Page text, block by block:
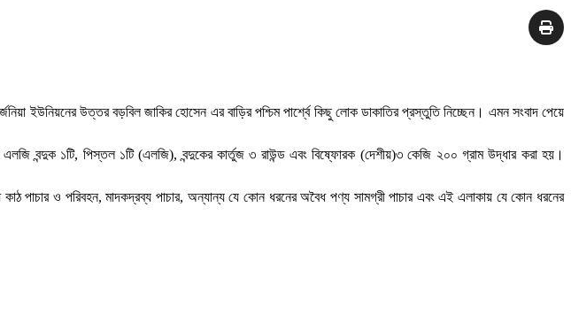
ইউনিয়নের উত্তর বড়বিল জাকির হোসেন এর বাড়ির পশ্চিম পার্শ্বে কিছু লোক ডাকাতির প্রস্তুতি নিচ্ছেন। এমন সংবাদ পেয়ে
বন্দুক ১টি, পিস্তল ১টি (এলজি), বন্দুকের কার্তুজ ৩ রাউন্ড এবং বিষ্ফোরক (দেশীয়)৩ কেজি ২০০ গ্রাম উদ্ধার করা হয়।
পাচার ও পরিবহন, মাদকদ্রব্য পাচার, অন্যান্য যে কোন ধরনের অবৈধ পণ্য সামগ্রী পাচার এবং এই এলাকায় যে কোন ধরনের